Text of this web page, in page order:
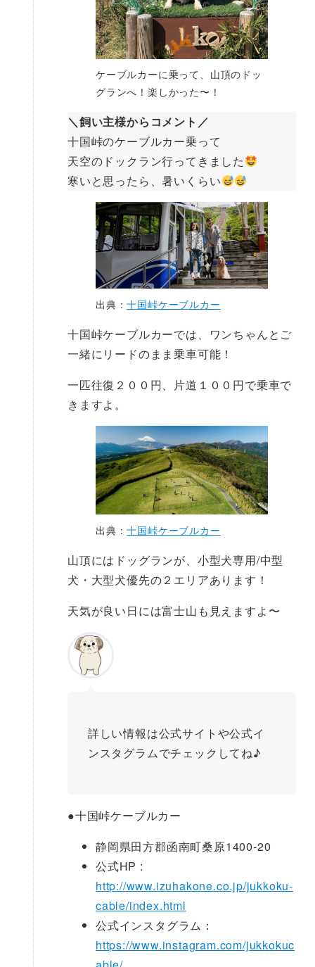
ケーブルカーに乗って、山頂のドッ
グランへ！楽しかった〜！
＼飼い主様からコメント／
十国峠のケーブルカー乗って
天空のドックラン行ってきました
寒いと思ったら、暑いくらい
出典：十国峠ケーブルカー
十国峠ケーブルカーでは、ワンちゃんとご
一緒にリードのまま乗車可能！
一匹往復２００円、片道１００円で乗車で
きますよ。
出典：十国峠ケーブルカー
山頂にはドッグランが、小型犬専用/中型
犬・大型犬優先の２エリアあります！
天気が良い日には富士山も見えますよ〜
詳しい情報は公式サイトや公式イ
ンスタグラムでチェックしてね♪
●十国峠ケーブルカー
静岡県田方郡函南町桑原1400-20
公式HP :
http://www.izuhakone.co.jp/jukkoku-
cable/index.html
公式インスタグラム：
https://www.instagram.com/jukkokuc